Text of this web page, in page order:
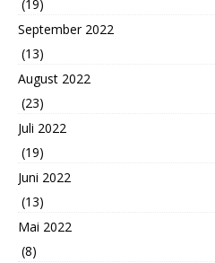
(19)
September 2022
(13)
August 2022
(23)
Juli 2022
(19)
Juni 2022
(13)
Mai 2022
(8)